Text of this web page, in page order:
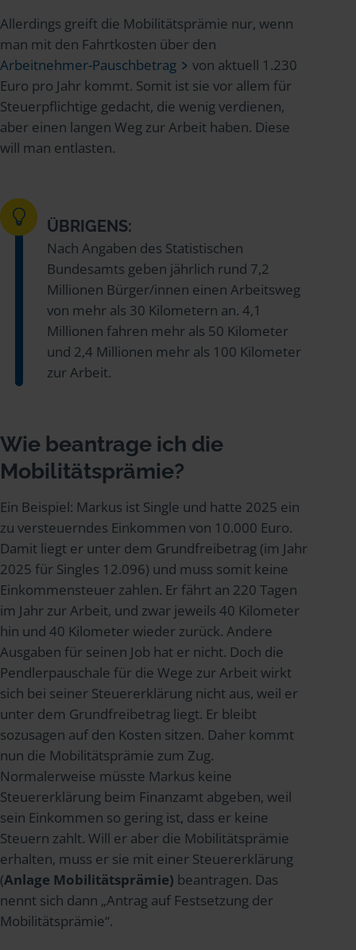
Allerdings greift die Mobilitätsprämie nur, wenn
man mit den Fahrtkosten über den
Arbeitnehmer-Pauschbetrag
von aktuell 1.230
Euro pro Jahr kommt. Somit ist sie vor allem für
Steuerpflichtige gedacht, die wenig verdienen,
aber einen langen Weg zur Arbeit haben. Diese
will man entlasten.
ÜBRIGENS:
Nach Angaben des Statistischen
Bundesamts geben jährlich rund 7,2
Millionen Bürger/innen einen Arbeitsweg
von mehr als 30 Kilometern an. 4,1
Millionen fahren mehr als 50 Kilometer
und 2,4 Millionen mehr als 100 Kilometer
zur Arbeit.
Wie beantrage ich die
Mobilitätsprämie?
Ein Beispiel: Markus ist Single und hatte 2025 ein
zu versteuerndes Einkommen von 10.000 Euro.
Damit liegt er unter dem Grundfreibetrag (im Jahr
2025 für Singles 12.096) und muss somit keine
Einkommensteuer zahlen. Er fährt an 220 Tagen
im Jahr zur Arbeit, und zwar jeweils 40 Kilometer
hin und 40 Kilometer wieder zurück. Andere
Ausgaben für seinen Job hat er nicht. Doch die
Pendlerpauschale für die Wege zur Arbeit wirkt
sich bei seiner Steuererklärung nicht aus, weil er
unter dem Grundfreibetrag liegt. Er bleibt
sozusagen auf den Kosten sitzen. Daher kommt
nun die Mobilitätsprämie zum Zug.
Normalerweise müsste Markus keine
Steuererklärung beim Finanzamt abgeben, weil
sein Einkommen so gering ist, dass er keine
Steuern zahlt. Will er aber die Mobilitätsprämie
erhalten, muss er sie mit einer Steuererklärung
(Anlage Mobilitätsprämie) beantragen. Das
nennt sich dann „Antrag auf Festsetzung der
Mobilitätsprämie“.